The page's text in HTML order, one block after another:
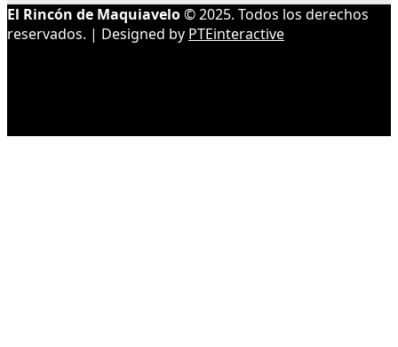
El Rincón de Maquiavelo© 2025. Todos los derechos
reservados. | Designed by PTEinteractive